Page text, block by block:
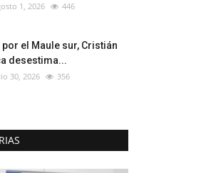
1, 2026 446
por el Maule sur, Cristián
desestima...
30, 2026 356